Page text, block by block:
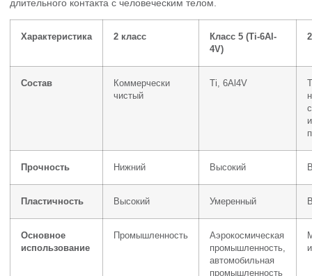
длительного контакта с человеческим телом.
Характеристика 2 класс
Класс 5 (Ti-6Al-
4V)
Состав
Коммерчески
чистый
Ti, 6Al4V
Прочность Нижний Высокий
Пластичность Высокий Умеренный
Основное
использование
Промышленность
Аэрокосмическая
промышленность,
автомобильная
промышленность